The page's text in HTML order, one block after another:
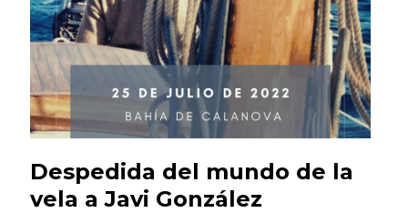
Despedida del mundo de la
vela a Javi González